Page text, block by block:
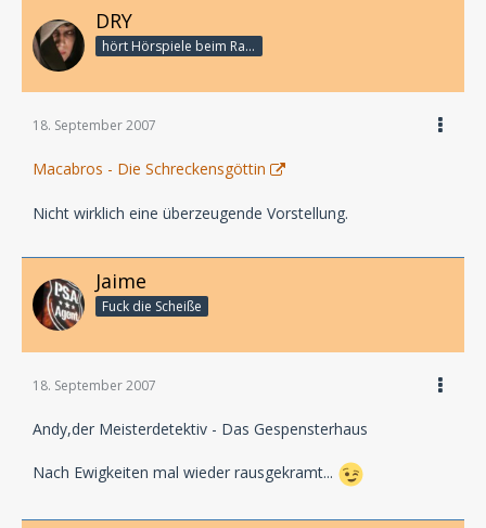
DRY
hört Hörspiele beim Rasenmähen
18. September 2007
Macabros - Die Schreckensgöttin
Nicht wirklich eine überzeugende Vorstellung.
Jaime
Fuck die Scheiße
18. September 2007
Andy,der Meisterdetektiv - Das Gespensterhaus
Nach Ewigkeiten mal wieder rausgekramt...